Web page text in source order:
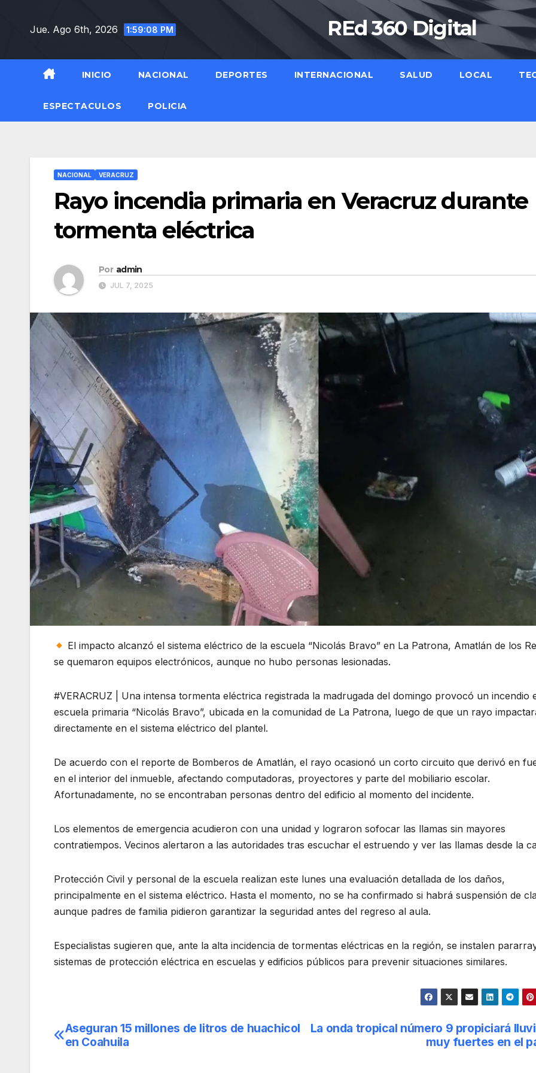
Jue. Ago 6th, 2026 1:59:10 PM REd 360 Digital
INICIO NACIONAL DEPORTES INTERNACIONAL SALUD LOCAL
ESPECTACULOS POLICIA
NACIONAL VERACRUZ
Rayo incendia primaria en Veracruz durante
tormenta eléctrica
Por admin
JUL 7, 2025
El impacto alcanzó el sistema eléctrico de la escuela “Nicolás Bravo” en La Patrona, Amatlán de los
se quemaron equipos electrónicos, aunque no hubo personas lesionadas.
#VERACRUZ | Una intensa tormenta eléctrica registrada la madrugada del domingo provocó un incendio
escuela primaria “Nicolás Bravo”, ubicada en la comunidad de La Patrona, luego de que un rayo
directamente en el sistema eléctrico del plantel.
De acuerdo con el reporte de Bomberos de Amatlán, el rayo ocasionó un corto circuito que derivó en
en el interior del inmueble, afectando computadoras, proyectores y parte del mobiliario escolar.
Afortunadamente, no se encontraban personas dentro del edificio al momento del incidente.
Los elementos de emergencia acudieron con una unidad y lograron sofocar las llamas sin mayores
contratiempos. Vecinos alertaron a las autoridades tras escuchar el estruendo y ver las llamas desde la
Protección Civil y personal de la escuela realizan este lunes una evaluación detallada de los daños,
principalmente en el sistema eléctrico. Hasta el momento, no se ha confirmado si habrá suspensión de
aunque padres de familia pidieron garantizar la seguridad antes del regreso al aula.
Especialistas sugieren que, ante la alta incidencia de tormentas eléctricas en la región, se instalen
sistemas de protección eléctrica en escuelas y edificios públicos para prevenir situaciones similares.
Navegación
La onda tropical número 9 propiciará
muy fuertes en el
Aseguran 15 millones de litros de huachicol
en Coahuila